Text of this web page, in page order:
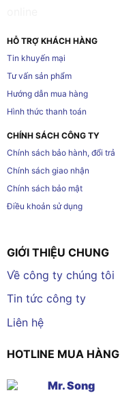
HỖ TRỢ KHÁCH HÀNG
Tin khuyến mại
Tư vấn sản phẩm
Hướng dẫn mua hàng
Hình thức thanh toán
CHÍNH SÁCH CÔNG TY
Chính sách bảo hành, đổi trả
Chính sách giao nhận
Chính sách bảo mật
Điều khoản sử dụng
GIỚI THIỆU CHUNG
Về công ty chúng tôi
Tin tức công ty
Liên hệ
HOTLINE MUA HÀNG
Mr. Song